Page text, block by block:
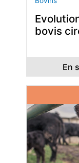
bovis
En